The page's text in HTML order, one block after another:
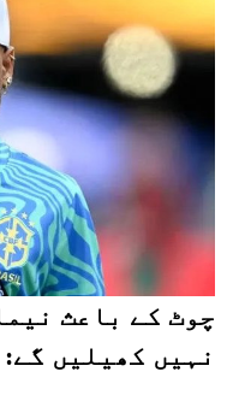
چوٹ کے باعث
نہیں کھیلیں